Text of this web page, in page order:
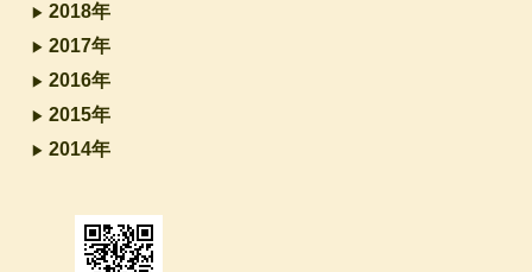
2018年
2017年
2016年
2015年
2014年